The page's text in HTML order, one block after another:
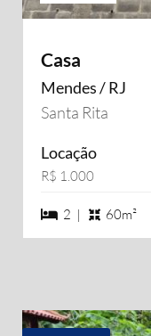
Casa
Mendes / RJ
Santa Rita
Locação
R$ 1.000
2 dormiórios
2 | 60m²